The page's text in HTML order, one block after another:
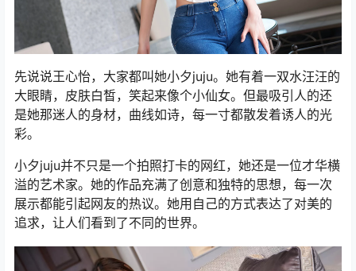
先说说王心怡，大家都叫她小夕juju。她有着一双水汪汪的
大眼睛，皮肤白皙，笑起来像个小仙女。但最吸引人的还
是她那迷人的身材，曲线如诗，每一寸都散发着诱人的光
彩。
小夕juju并不只是一个拍照打卡的网红，她还是一位才华横
溢的艺术家。她的作品充满了创意和独特的思想，每一次
展示都能引起网友的热议。她用自己的方式表达了对美的
追求，让人们看到了不同的世界。